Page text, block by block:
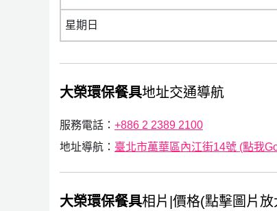
星期日
大榮環保餐具地址交通導航
服務電話： +886 2 2389 2100
地址導航： 臺北市萬華區內江街14號 (點我
大榮環保餐具相片|價格(點擊圖片放